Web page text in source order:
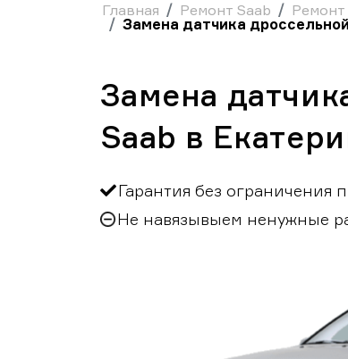
Главная Ремонт Saab
Замена датчика
Замена
Saab в
Гарантия без ограничения
Не навязывыем ненужные